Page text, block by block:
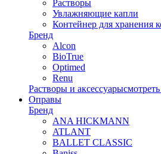
Растворы
Увлажняющие капли
Контейнер для хранения
Бренд
Alcon
BioTrue
Optimed
Renu
Растворы и аксессуары
Оправы
Бренд
ANA HICKMANN
ATLANT
BALLET CLASSIC